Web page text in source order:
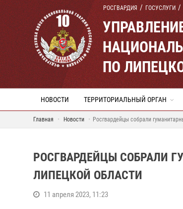
РОСГВАРДИЯ ГОСУСЛУГИ
ПО
НОВОСТИ ТЕРРИТОРИАЛЬНЫЙ ОРГАН
Главная Новости Росгвардейцы собрали
РОСГВАРДЕЙЦЫ СОБРАЛИ
ЛИПЕЦКОЙ ОБЛАСТИ
11 апреля 2023, 11:23